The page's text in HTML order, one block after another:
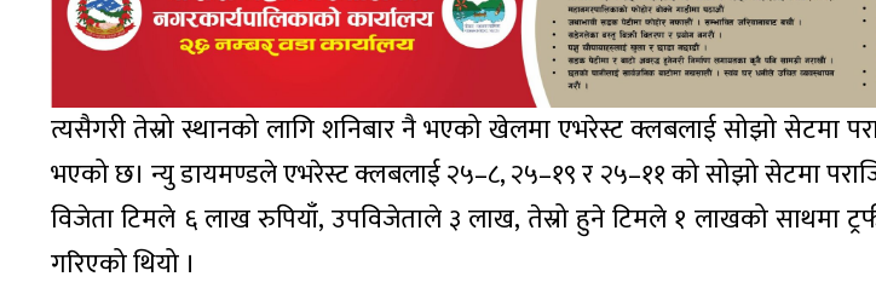
त्यसैगरी तेस्रो स्थानको लागि शनिबार नै भएको खेलमा एभरेस्ट क्लबलाई सोझो सेटमा
भएको छ। न्यु डायमण्डले एभरेस्ट क्लबलाई २५–८, २५–१९ र २५–११ को सोझो सेटमा
विजेता टिमले ६ लाख रुपियाँ, उपविजेताले ३ लाख, तेस्रो हुने टिमले १ लाखको साथमा
गरिएको थियो ।